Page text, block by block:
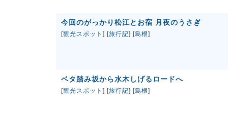
今回のがっかり松江とお宿 月夜のうさぎ
[観光スポット ] [旅行記] [島根]
ベタ踏み坂から水木しげるロードへ
[観光スポット ] [旅行記] [島根]